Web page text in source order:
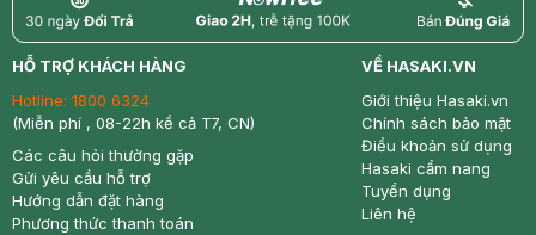
return nowfree price
HỖ TRỢ KHÁCH HÀNG
Hotline: 1800 6324
(Miễn phí , 08-22h kể cả T7, CN)
Các câu hỏi thường gặp
Gửi yêu cầu hỗ trợ
Hướng dẫn đặt hàng
Phương thức thanh toán
VỀ HASAKI.VN
Giới thiệu Hasaki.vn
Chính sách bảo mật
Điều khoản sử dụng
Hasaki cẩm nang
Tuyển dụng
Liên hệ